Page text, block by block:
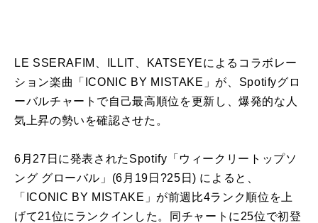
LE SSERAFIM、ILLIT、KATSEYEによるコラボレー
ション楽曲「ICONIC BY MISTAKE」が、Spotifyグロ
ーバルチャートで自己最高順位を更新し、爆発的な人
気上昇の勢いを確認させた。
6月27日に発表されたSpotify「ウィークリートップソ
ング グローバル」(6月19日?25日) によると、
「ICONIC BY MISTAKE」が前週比4ランク順位を上
げて21位にランクインした。同チャートに25位で初登